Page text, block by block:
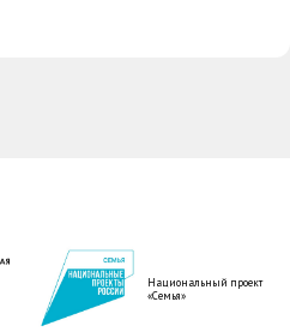
Национальный проект
«Семья»